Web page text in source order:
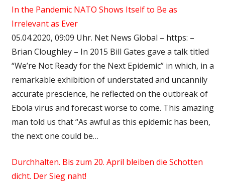
In the Pandemic NATO Shows Itself to Be as
Irrelevant as Ever
05.04.2020, 09:09 Uhr. Net News Global – https: –
Brian Cloughley – In 2015 Bill Gates gave a talk titled
“We’re Not Ready for the Next Epidemic” in which, in a
remarkable exhibition of understated and uncannily
accurate prescience, he reflected on the outbreak of
Ebola virus and forecast worse to come. This amazing
man told us that “As awful as this epidemic has been,
the next one could be…
Durchhalten. Bis zum 20. April bleiben die Schotten
dicht. Der Sieg naht!